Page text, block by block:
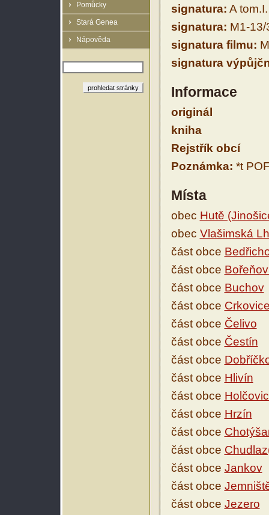
Pomůcky
Stará Genea
Nápověda
signatura: A tom.I.
signatura: M1-13/
signatura filmu:
signatura
Informace
originál
kniha
Rejstřík obcí
Poznámka: *t
Místa
obec Hutě
obec Vlašimská
část obce
část obce
část obce Buchov
část obce
část obce Čelivo
část obce Čestín
část obce
část obce Hlivín
část obce
část obce Hrzín
část obce
část obce
část obce Jankov
část obce
část obce Jezero